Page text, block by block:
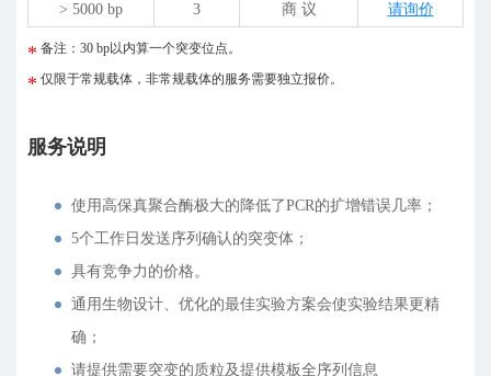
> 5000 bp 3 商 议 请询价
备注：30 bp以内算一个突变位点。
仅限于常规载体，非常规载体的服务需要独立报价。
服务说明
使用高保真聚合酶极大的降低了PCR的扩增错误几率；
5个工作日发送序列确认的突变体；
具有竞争力的价格。
通用生物设计、优化的最佳实验方案会使实验结果更精
确；
请提供需要突变的质粒及提供模板全序列信息